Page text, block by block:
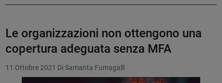
Le organizzazioni non ottengono una
copertura adeguata senza MFA
11 Ottobre 2021 Di Samanta Fumagalli